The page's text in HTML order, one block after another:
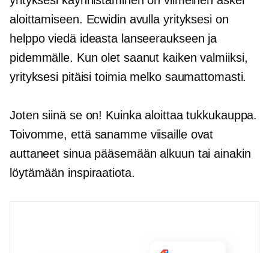
aloittamiseen. Ecwidin avulla yrityksesi on
helppo viedä ideasta lanseeraukseen ja
pidemmälle. Kun olet saanut kaiken valmiiksi,
yrityksesi pitäisi toimia melko saumattomasti.
Joten siinä se on! Kuinka aloittaa tukkukauppa.
Toivomme, että sanamme viisaille ovat
auttaneet sinua pääsemään alkuun tai ainakin
löytämään inspiraatiota.